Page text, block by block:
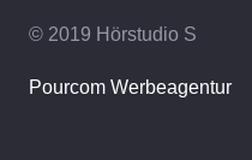
© 2019 Hörstudio S
Pourcom Werbeagentur